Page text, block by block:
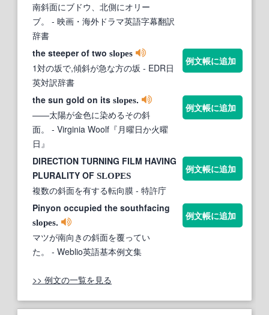
南斜面にブドウ、北側にオリー
ブ。
- 映画・海外ドラマ英語字幕翻訳
辞書
the steeper of two slopes
1対の坂で,傾斜が急な方の坂 - EDR日
英対訳辞書
例文帳に追加
the sun gold on its slopes.
——太陽が金色に染めるその斜
面。
- Virginia Woolf『月曜日か火曜
日』
例文帳に追加
DIRECTION TURNING FILM HAVING
PLURALITY OF SLOPES
複数の斜面を有する転向膜 - 特許庁
例文帳に追加
Pinyon occupied the southfacing
slopes.
マツが南向きの斜面を覆ってい
た。
- Weblio英語基本例文集
例文帳に追加
>> 例文の一覧を見る